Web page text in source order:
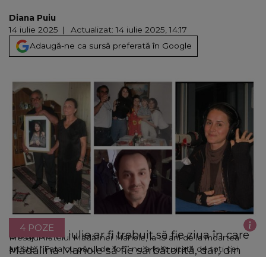
Diana Puiu
14 iulie 2025
Actualizat: 14 iulie 2025, 14:17
Adaugă-ne ca sursă preferată în Google
Mesajul fratelui Mădălinei Manole, la 15 ani de la moartea
artistei. “Fata cu părul de foc” nu a fost uitată de toți cei
4 POZE
Data de 14 iulie ar fi trebuit să fie ziua în care
Mădălina Manole să fie sărbătorită, dar, din